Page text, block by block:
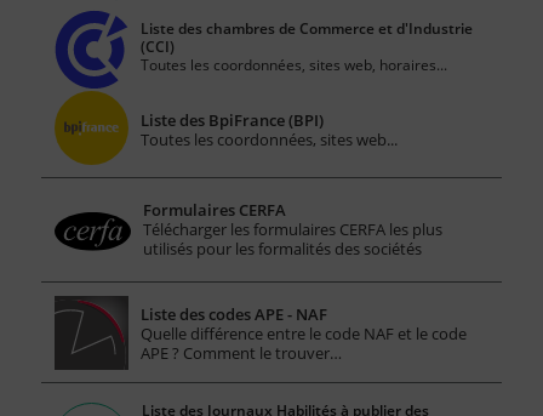
Liste des chambres de Commerce et d'Industrie
(CCI)
Toutes les coordonnées, sites web, horaires...
Liste des BpiFrance (BPI)
Toutes les coordonnées, sites web...
Formulaires CERFA
Télécharger les formulaires CERFA les plus
utilisés pour les formalités des sociétés
Liste des codes APE - NAF
Quelle différence entre le code NAF et le code
APE ? Comment le trouver…
Liste des Journaux Habilités à publier des